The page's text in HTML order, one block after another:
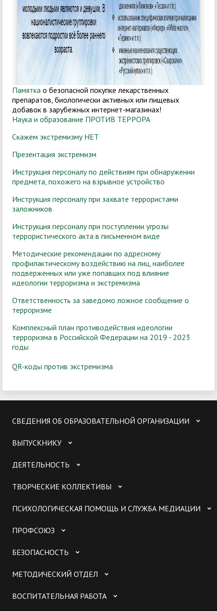
Памятка о безопасной покупке лекарственных
препаратов, биологически активных или пищевых
добавок в зарубежных интернет-магазинах!
Наука и образование ПРОТИВ ТЕРРОРА
Скажем экстремизму НЕТ
Презентация экстремизм
Инструкция персоналу по действиям при обнаружении
предмета, похожего на взрывное устройство
Инструкция персоналу при захвате террористами
заложников
Инструкция персоналу при поступлении угрозы
террористического акта в письменном виде
Методические рекомендации по адресному
профилактическому воздействию на лиц, наиболее
подверженных или уже попавших под влияние
идеологии терроризма и экстремизма
Ответственность за заведомо ложное сообщение о
терроризме
Комплексный план противодействия идеологии
терроризма в Российской Федерации на 2019 - 2023
годы
QR-коды против экстремизма
СВЕДЕНИЯ ОБ ОБРАЗОВАТЕЛЬНОЙ ОРГАНИЗАЦИИ
ВЫПУСКНИКУ
ДЕЯТЕЛЬНОСТЬ
ТВОРЧЕСКИЕ КОЛЛЕКТИВЫ
ПСИХОЛОГИЧЕСКАЯ ПОМОЩЬ И СЛУЖБА МЕДИАЦИИ
ПРОФСОЮЗ
БЕЗОПАСНОСТЬ
МЕТОДИЧЕСКИЙ ОТДЕЛ
ВОСПИТАТЕЛЬНАЯ РАБОТА